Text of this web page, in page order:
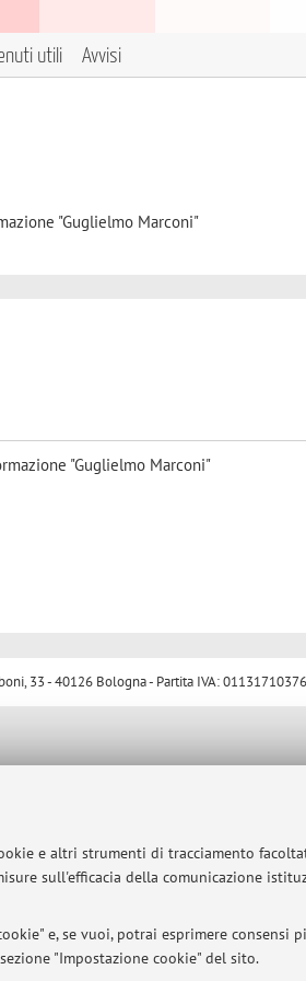
e altri strumenti di tracciamento
sull'efficacia della comunicazione
e, se vuoi, potrai esprimere consensi
"Impostazione cookie" del sito.
utili Avvisi
"Guglielmo Marconi"
"Guglielmo Marconi"
33 - 40126 Bologna - Partita IVA: 01131710376